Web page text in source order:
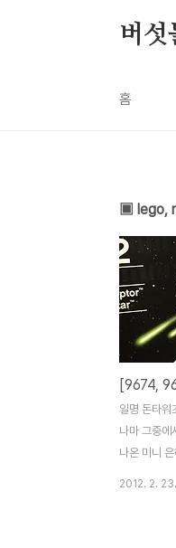
버섯
홈
▣ lego,
일명 돈타워
나마 그중에
나온 미니
2012. 2. 23.